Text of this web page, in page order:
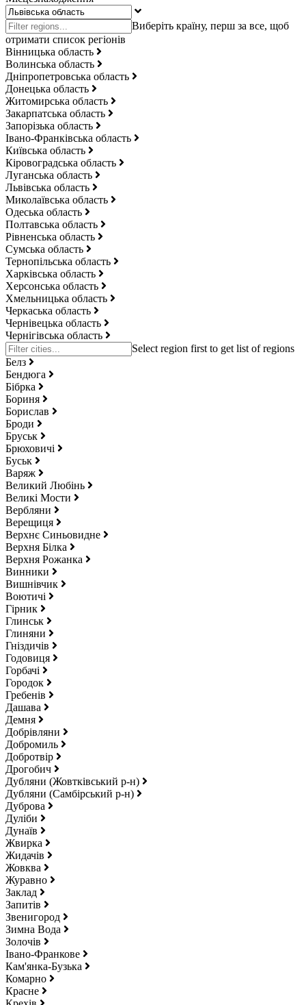
Вінницька область
Волинська область
Дніпропетровська область
Донецька область
Житомирська область
Закарпатська область
Запорізька область
Івано-Франківська область
Київська область
Кіровоградська область
Луганська область
Львівська область
Миколаївська область
Одеська область
Полтавська область
Рівненська область
Сумська область
Тернопільська область
Харківська область
Херсонська область
Хмельницька область
Черкаська область
Чернівецька область
Чернігівська область
Белз
Бендюга
Бібрка
Бориня
Борислав
Броди
Бруськ
Брюховичі
Буськ
Варяж
Великий Любінь
Великі Мости
Вербляни
Верещиця
Верхнє Синьовидне
Верхня Білка
Верхня Рожанка
Винники
Вишнівчик
Воютичі
Гірник
Глинськ
Глиняни
Гніздичів
Годовиця
Горбачі
Городок
Гребенів
Дашава
Демня
Добрівляни
Добромиль
Добротвір
Дрогобич
Дубляни (Жовтківський р-н)
Дубляни (Самбірський р-н)
Дуброва
Дуліби
Дунаїв
Жвирка
Жидачів
Жовква
Журавно
Заклад
Запитів
Звенигород
Зимна Вода
Золочів
Івано-Франкове
Кам'янка-Бузька
Комарно
Красне